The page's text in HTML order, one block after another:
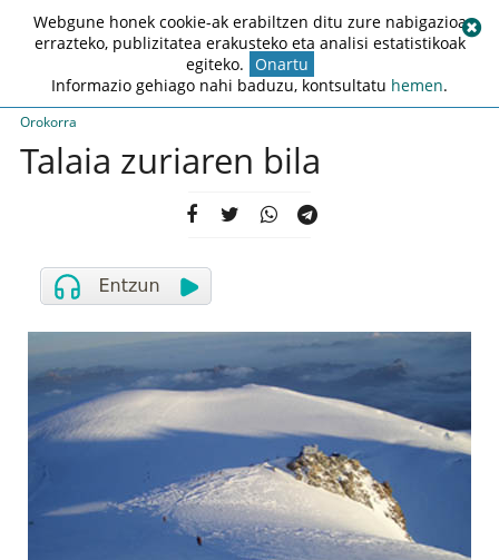
Orokorra
Talaia zuriaren bila
Webgune honek cookie-ak erabiltzen ditu zure nabigazioa
errazteko, publizitatea erakusteko eta analisi estatistikoak
egiteko. Onartu
Informazio gehiago nahi baduzu, kontsultatu hemen.